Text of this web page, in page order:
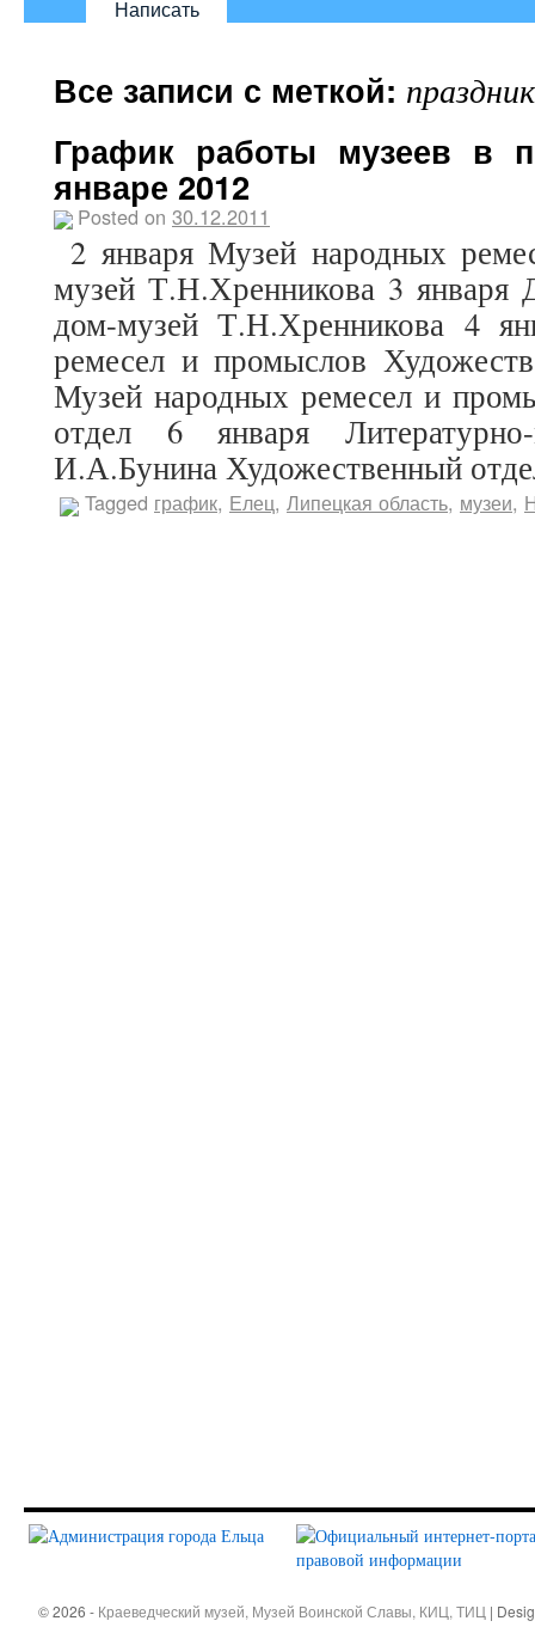
Написать
Все записи с меткой:
График работы музеев в
январе 2012
Posted on 30.12.2011
2 января Музей народных
музей Т.Н.Хренникова 3
дом-музей Т.Н.Хренникова 4
ремесел и промыслов
Музей народных ремесел и
отдел 6 января
И.А.Бунина Художественный
Tagged график, Елец, Липецкая область, музеи,
© 2026 - Краеведческий музей, Музей Воинской Славы, КИЦ, ТИЦ |